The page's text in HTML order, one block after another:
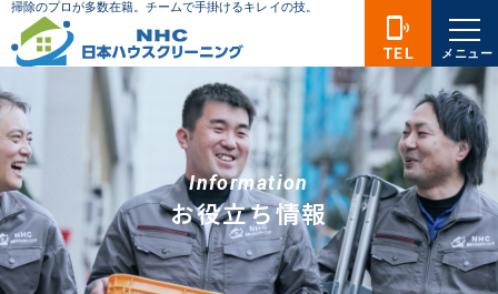
Information
お役立ち情報
phonelink_ring
TEL メニュー